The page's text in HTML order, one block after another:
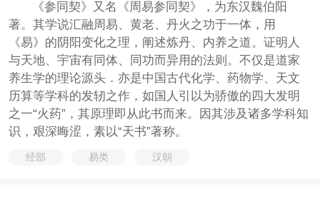
《参同契》又名《周易参同契》，为东汉魏伯阳
著。其学说汇融周易、黄老、丹火之功于一体，用
《易》的阴阳变化之理，阐述炼丹、内养之道。证明人
与天地、宇宙有同体、同功而异用的法则。不仅是道家
养生学的理论源头．亦是中国古代化学、药物学、天文
历算等学科的发轫之作，如国人引以为骄傲的四大发明
之一“火药”，其原理即从此书而来。因其涉及诸多学科知
识，艰深晦涩，素以“天书”著称。
经部 易类 汉朝